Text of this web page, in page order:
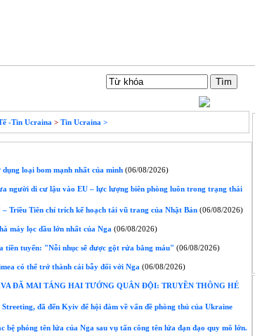
-Tin Ucraina > Tin Ucraina >
loại bom mạnh nhất của mình (06/08/2026)
người di cư lậu vào EU – lực lượng biên phòng luôn trong trạng thái
Triều Tiên chỉ trích kế hoạch tái vũ trang của Nhật Bản (06/08/2026)
máy lọc dầu lớn nhất của Nga (06/08/2026)
tiền tuyến: "Nỗi nhục sẽ được gột rửa bằng máu" (06/08/2026)
có thể trở thành cái bẫy đối với Nga (06/08/2026)
ĐÃ MAI TÁNG HAI TƯỚNG QUÂN ĐỘI: TRUYỀN THÔNG HÉ
đã đến Kyiv để hội đàm về vấn đề phòng thủ của Ukraine
bệ phóng tên lửa của Nga sau vụ tấn công tên lửa đạn đạo quy mô lớn.